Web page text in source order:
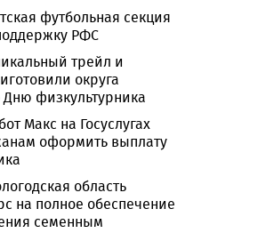
футбольная секция
РФС
трейл и
округа
физкультурника
Макс на Госуслугах
оформить выплату
область
на полное обеспечение
семенным